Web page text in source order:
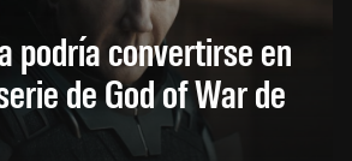
podría convertirse en
de God of War de